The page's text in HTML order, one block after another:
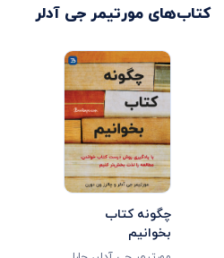
کتاب‌های مورتیمر جی آدلر
چگونه کتاب
بخوانیم